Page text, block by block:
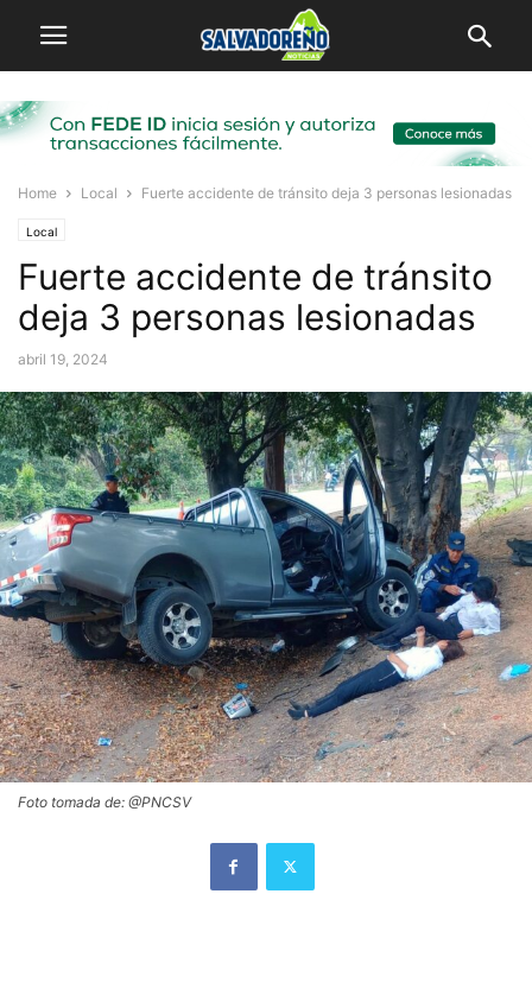
Home Local Fuerte accidente de tránsito deja 3 personas lesionadas
Local
Fuerte accidente de tránsito
deja 3 personas lesionadas
abril 19, 2024
Foto tomada de: @PNCSV